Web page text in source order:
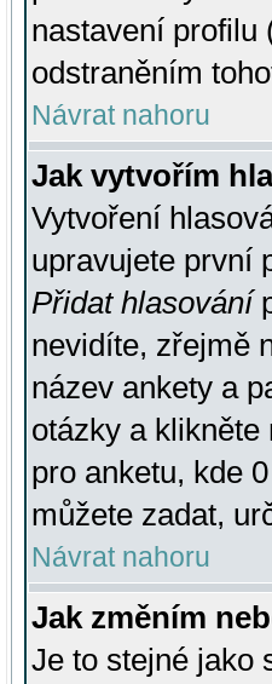
nastavení profilu
odstraněním
Návrat nahoru
Jak vytvořím
Vytvoření
upravujete první
Přidat hlasování
nevidíte, zřejmě
název ankety a
otázky a klikněte
pro anketu, kde
můžete zadat,
Návrat nahoru
Jak změním
Je to stejné jako